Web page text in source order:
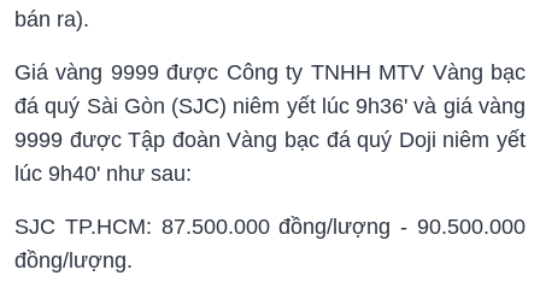
bán ra).
Giá vàng 9999 được Công ty TNHH MTV Vàng bạc
đá quý Sài Gòn (SJC) niêm yết lúc 9h36' và giá vàng
9999 được Tập đoàn Vàng bạc đá quý Doji niêm yết
lúc 9h40' như sau:
SJC TP.HCM: 87.500.000 đồng/lượng - 90.500.000
đồng/lượng.